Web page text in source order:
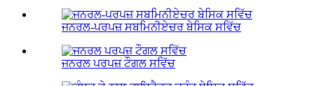
ਜਨਰਲ-ਪਰਪਜ਼ ਸਬਮਿਨੀਏਚਰ ਬੇਸਿਕ ਸਵਿੱਚ
ਜਨਰਲ ਪਰਪਜ਼ ਟੌਗਲ ਸਵਿੱਚ